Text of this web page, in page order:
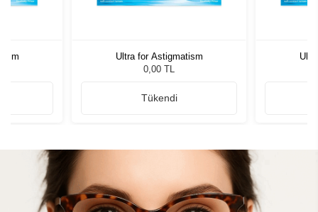
Ultra for Astigmatism
0,00 TL
Tükendi